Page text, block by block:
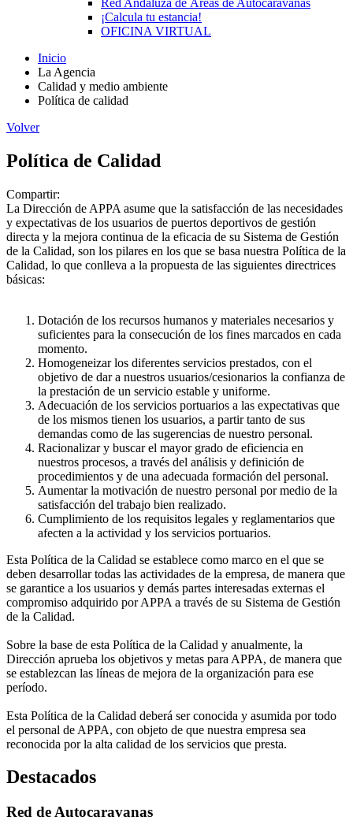
¡Calcula tu estancia!
OFICINA VIRTUAL
Inicio
La Agencia
Calidad y medio ambiente
Política de calidad
Volver
Política de Calidad
Compartir:
La Dirección de APPA asume que la satisfacción de las necesidades
y expectativas de los usuarios de puertos deportivos de gestión
directa y la mejora continua de la eficacia de su Sistema de Gestión
de la Calidad, son los pilares en los que se basa nuestra Política de la
Calidad, lo que conlleva a la propuesta de las siguientes directrices
básicas:
Dotación de los recursos humanos y materiales necesarios y
suficientes para la consecución de los fines marcados en cada
momento.
Homogeneizar los diferentes servicios prestados, con el
objetivo de dar a nuestros usuarios/cesionarios la confianza de
la prestación de un servicio estable y uniforme.
Adecuación de los servicios portuarios a las expectativas que
de los mismos tienen los usuarios, a partir tanto de sus
demandas como de las sugerencias de nuestro personal.
Racionalizar y buscar el mayor grado de eficiencia en
nuestros procesos, a través del análisis y definición de
procedimientos y de una adecuada formación del personal.
Aumentar la motivación de nuestro personal por medio de la
satisfacción del trabajo bien realizado.
Cumplimiento de los requisitos legales y reglamentarios que
afecten a la actividad y los servicios portuarios.
Esta Política de la Calidad se establece como marco en el que se
deben desarrollar todas las actividades de la empresa, de manera que
se garantice a los usuarios y demás partes interesadas externas el
compromiso adquirido por APPA a través de su Sistema de Gestión
de la Calidad.
Sobre la base de esta Política de la Calidad y anualmente, la
Dirección aprueba los objetivos y metas para APPA, de manera que
se establezcan las líneas de mejora de la organización para ese
período.
Esta Política de la Calidad deberá ser conocida y asumida por todo
el personal de APPA, con objeto de que nuestra empresa sea
reconocida por la alta calidad de los servicios que presta.
Destacados
Red de Autocaravanas